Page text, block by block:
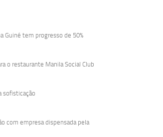
Guiné tem progresso de 50%
o restaurante Manila Social Club
sofisticação
com empresa dispensada pela